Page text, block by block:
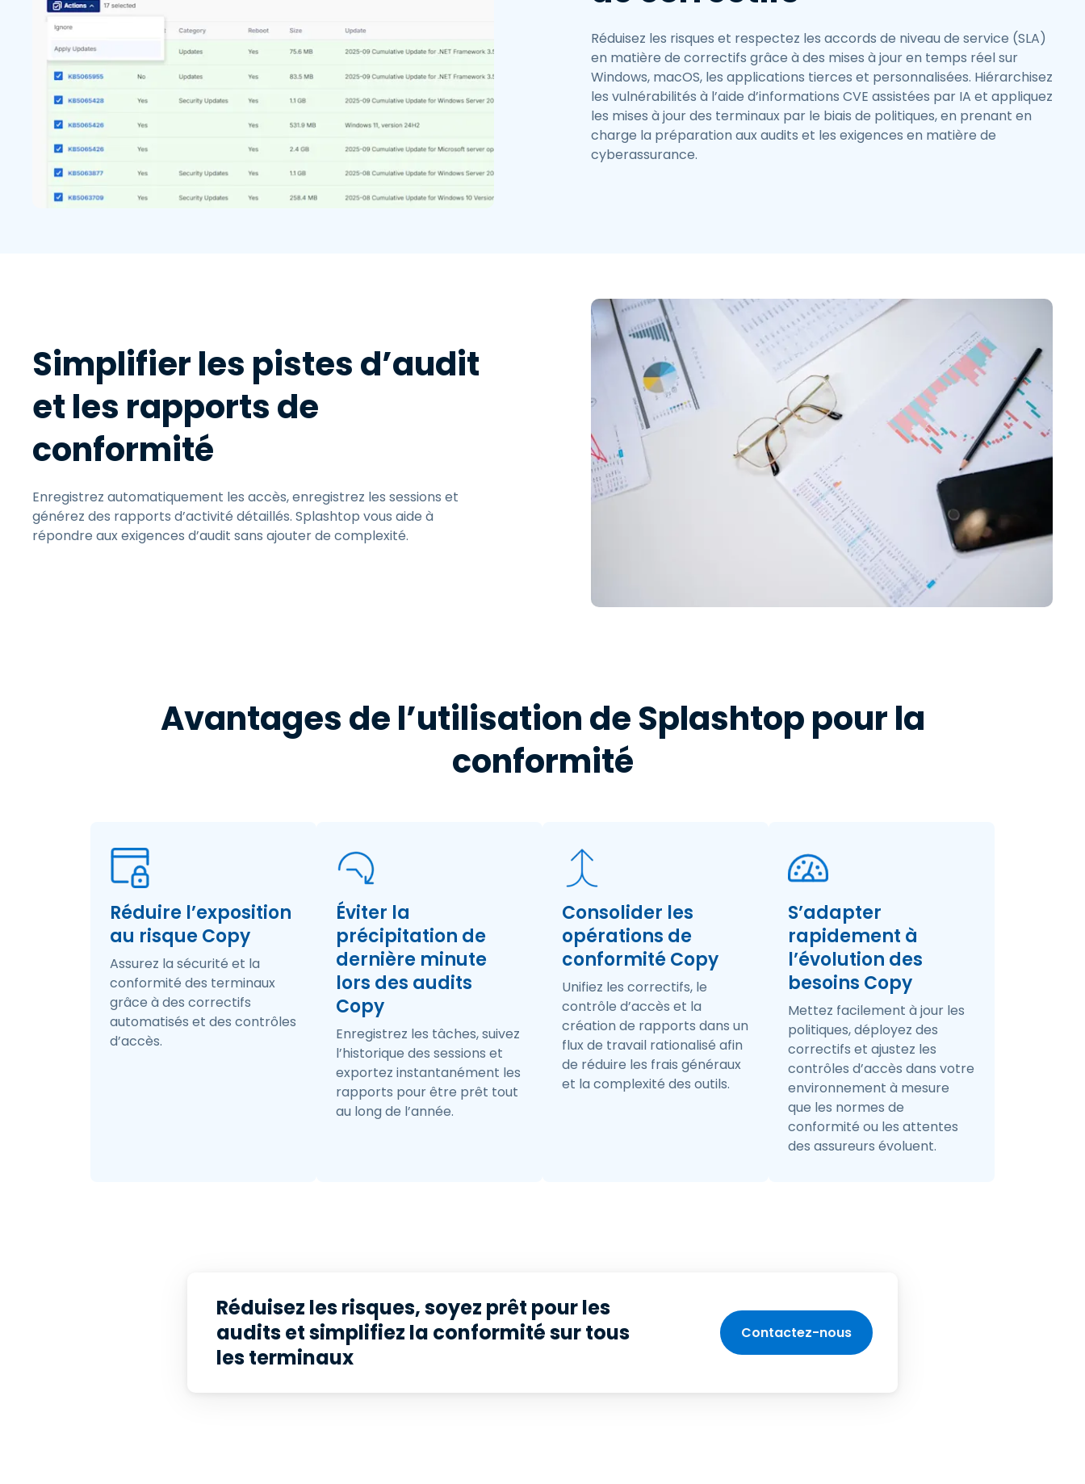
Réduisez les risques et respectez les accords de niveau de service (SLA)
en matière de correctifs grâce à des mises à jour en temps réel sur
Windows, macOS, les applications tierces et personnalisées. Hiérarchisez
les vulnérabilités à l’aide d’informations CVE assistées par IA et appliquez
les mises à jour des terminaux par le biais de politiques, en prenant en
charge la préparation aux audits et les exigences en matière de
cyberassurance.
Simplifier les pistes d’audit
et les rapports de
conformité
Enregistrez automatiquement les accès, enregistrez les sessions et
générez des rapports d’activité détaillés. Splashtop vous aide à
répondre aux exigences d’audit sans ajouter de complexité.
Avantages de l’utilisation de Splashtop pour la
conformité
Réduire l’exposition
au risque Copy
Assurez la sécurité et la
conformité des terminaux
grâce à des correctifs
automatisés et des contrôles
d’accès.
Éviter la
précipitation de
dernière minute
lors des audits
Copy
Enregistrez les tâches, suivez
l’historique des sessions et
exportez instantanément les
rapports pour être prêt tout
au long de l’année.
Consolider les
opérations de
conformité Copy
Unifiez les correctifs, le
contrôle d’accès et la
création de rapports dans un
flux de travail rationalisé afin
de réduire les frais généraux
et la complexité des outils.
S’adapter
rapidement à
l’évolution des
besoins Copy
Mettez facilement à jour les
politiques, déployez des
correctifs et ajustez les
contrôles d’accès dans votre
environnement à mesure
que les normes de
conformité ou les attentes
des assureurs évoluent.
Réduisez les risques, soyez prêt pour les
audits et simplifiez la conformité sur tous
les terminaux
Contactez-nous